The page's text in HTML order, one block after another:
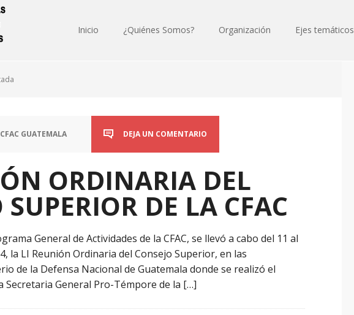
Inicio ¿Quiénes Somos? Organización Ejes temáticos
GUATEMALA DEJA UN COMENTARIO
ORDINARIA DEL
SUPERIOR DE LA CFAC
General de Actividades de la CFAC, se llevó a cabo del 11 al
la LI Reunión Ordinaria del Consejo Superior, en las
de la Defensa Nacional de Guatemala donde se realizó el
Secretaria General Pro-Témpore de la […]